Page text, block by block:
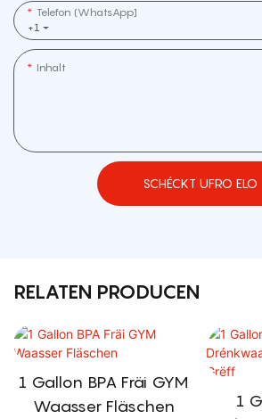
+1
Telefon (WhatsApp]
Inhalt
SCHÉCKT UFRO ELO
RELATEN PRODUCEN
1 Gallon BPA Fräi GYM
Waasser Fläschen
1